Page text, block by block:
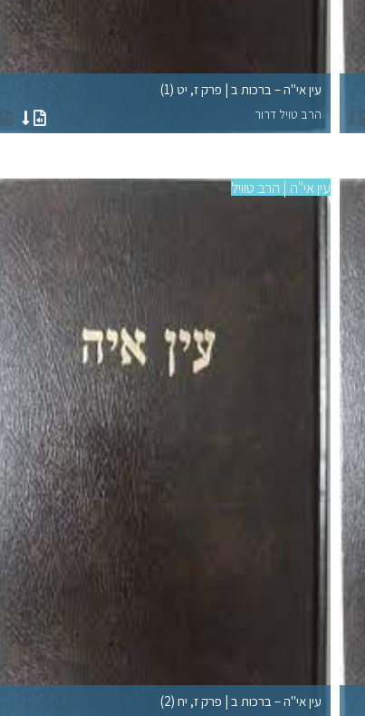
עין אי"ה – ברכות ב | פרק ז, יט (1)
הרב טויל דרור
עין אי"ה | הרב טוויל
עין אי"ה – ברכות ב | פרק ז, יח (2)